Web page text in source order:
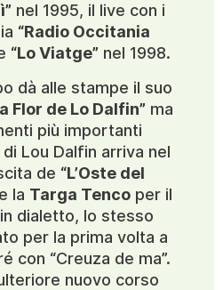
nel 1995, il live con i
“Radio Occitania
“Lo Viatge” nel 1998.
dà alle stampe il suo
Flor de Lo Dalfin” ma
più importanti
Lou Dalfin arriva nel
de “L’Oste del
la Targa Tenco per il
dialetto, lo stesso
per la prima volta a
con “Creuza de ma”.
ulteriore nuovo corso